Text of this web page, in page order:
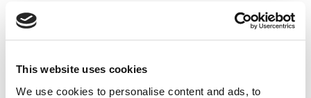
This website uses cookies
We use cookies to personalise content and ads, to
(500 ml / ~10 ml por tratamiento rostro +
cuello)